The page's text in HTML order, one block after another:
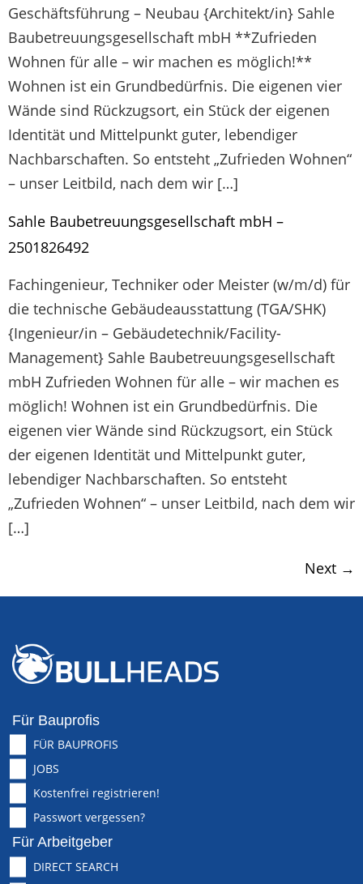
Geschäftsführung – Neubau {Architekt/in} Sahle
Baubetreuungsgesellschaft mbH **Zufrieden
Wohnen für alle – wir machen es möglich!**
Wohnen ist ein Grundbedürfnis. Die eigenen vier
Wände sind Rückzugsort, ein Stück der eigenen
Identität und Mittelpunkt guter, lebendiger
Nachbarschaften. So entsteht „Zufrieden Wohnen“
– unser Leitbild, nach dem wir […]
Sahle Baubetreuungsgesellschaft mbH –
2501826492
Fachingenieur, Techniker oder Meister (w/m/d) für
die technische Gebäudeausstattung (TGA/SHK)
{Ingenieur/in – Gebäudetechnik/Facility-
Management} Sahle Baubetreuungsgesellschaft
mbH Zufrieden Wohnen für alle – wir machen es
möglich! Wohnen ist ein Grundbedürfnis. Die
eigenen vier Wände sind Rückzugsort, ein Stück
der eigenen Identität und Mittelpunkt guter,
lebendiger Nachbarschaften. So entsteht
„Zufrieden Wohnen“ – unser Leitbild, nach dem wir
[…]
Next →
Für Bauprofis
FÜR BAUPROFIS
JOBS
Kostenfrei registrieren!
Passwort vergessen?
Für Arbeitgeber
DIRECT SEARCH